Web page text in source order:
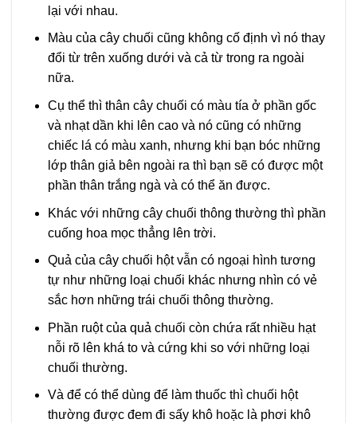
lại với nhau.
Màu của cây chuối cũng không cố định vì nó thay
đổi từ trên xuống dưới và cả từ trong ra ngoài
nữa.
Cụ thể thì thân cây chuối có màu tía ở phần gốc
và nhạt dần khi lên cao và nó cũng có những
chiếc lá có màu xanh, nhưng khi bạn bóc những
lớp thân giả bên ngoài ra thì bạn sẽ có được một
phần thân trắng ngà và có thể ăn được.
Khác với những cây chuối thông thường thì phần
cuống hoa mọc thẳng lên trời.
Quả của cây chuối hột vẫn có ngoại hình tương
tự như những loại chuối khác nhưng nhìn có vẻ
sắc hơn những trái chuối thông thường.
Phần ruột của quả chuối còn chứa rất nhiều hạt
nỗi rõ lên khá to và cứng khi so với những loại
chuối thường.
Và để có thể dùng để làm thuốc thì chuối hột
thường được đem đi sấy khô hoặc là phơi khô